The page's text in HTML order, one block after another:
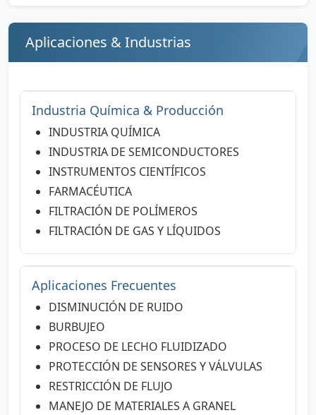
Aplicaciones & Industrias
Industria Química & Producción
INDUSTRIA QUÍMICA
INDUSTRIA DE SEMICONDUCTORES
INSTRUMENTOS CIENTÍFICOS
FARMACÉUTICA
FILTRACIÓN DE POLÍMEROS
FILTRACIÓN DE GAS Y LÍQUIDOS
Aplicaciones Frecuentes
DISMINUCIÓN DE RUIDO
BURBUJEO
PROCESO DE LECHO FLUIDIZADO
PROTECCIÓN DE SENSORES Y VÁLVULAS
RESTRICCIÓN DE FLUJO
MANEJO DE MATERIALES A GRANEL